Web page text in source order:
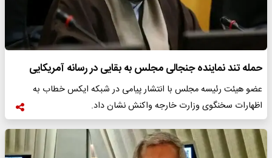
حمله تند نماینده جنجالی مجلس به بقایی در رسانه آمریکایی
عضو هیئت رئیسه مجلس با انتشار پیامی در شبکه ایکس خطاب به
اظهارات سخنگوی وزارت خارجه واکنش نشان داد.